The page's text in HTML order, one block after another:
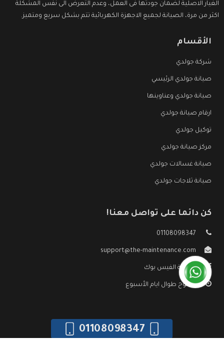
الغيار الاصلية لضمان جودتها فى العمل، وعدم التعرض الى نفس المشكلة
اكثر من مرة، الصيانة لجميع الاجهزة الكهربائية تتم بشكل سريع ومتميز.
الأقسام
شركة جولدي
صيانة جولدي الرئيسي
صيانة جولدي وعناوينها
ارقام صيانة جولدي
توكيل جولدي
مركز صيانة جولدي
صيانة غسالات جولدي
صيانة ثلاجات جولدي
كن دائما على تواصل معنا!
01108098347
support@the-maintenance.com
صفحة الفيس بوك
مفتوح طوال ايام الأسبوع
01108098347